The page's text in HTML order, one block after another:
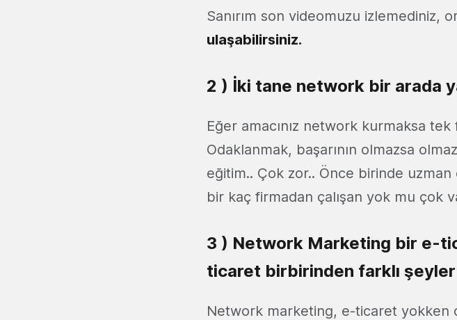
Sanırım son videomuzu izlemediniz,
ulaşabilirsiniz.
2 ) İki tane network bir arada
Eğer amacınız network kurmaksa
Odaklanmak, başarının olmazsa
eğitim.. Çok zor.. Önce birinde uzman
bir kaç firmadan çalışan yok mu çok
3 ) Network Marketing bir e-
ticaret birbirinden farklı
Network marketing, e-ticaret yokken